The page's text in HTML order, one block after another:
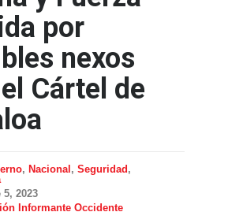
por
nexos
Cártel de
, Nacional , Seguridad ,
2023
Informante Occidente